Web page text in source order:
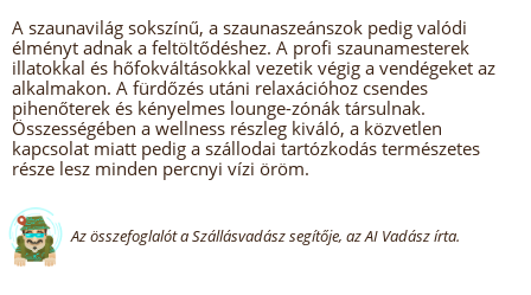
A szaunavilág sokszínű, a szaunaszeánszok pedig valódi
élményt adnak a feltöltődéshez. A profi szaunamesterek
illatokkal és hőfokváltásokkal vezetik végig a vendégeket az
alkalmakon. A fürdőzés utáni relaxációhoz csendes
pihenőterek és kényelmes lounge-zónák társulnak.
Összességében a wellness részleg kiváló, a közvetlen
kapcsolat miatt pedig a szállodai tartózkodás természetes
része lesz minden percnyi vízi öröm.
Az összefoglalót a Szállásvadász segítője, az AI Vadász írta.